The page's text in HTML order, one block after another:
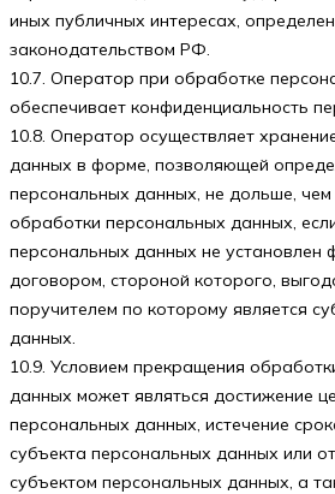
иных публичных интересах,
законодательством РФ.
10.7. Оператор при обработке
обеспечивает конфиденциальность
10.8. Оператор осуществляет
данных в форме, позволяющей
персональных данных, не дольше, чем
обработки персональных данных,
персональных данных не установлен
договором, стороной которого,
поручителем по которому является
данных.
10.9. Условием прекращения
данных может являться достижение
персональных данных, истечение
субъекта персональных данных или
субъектом персональных данных, а